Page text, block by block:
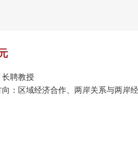
聘教授
向：区域经济合作、两岸关系与两岸